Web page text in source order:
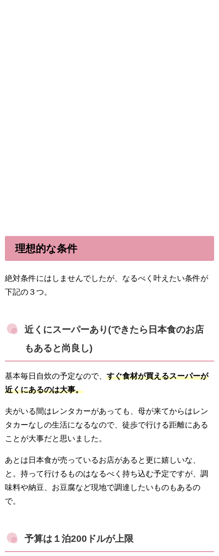
理想的な条件
絶対条件にはしませんでしたが、なるべく叶えたい条件が
下記の３つ。
近くにスーパーあり(できたら日本食のお店
もあると尚良し)
基本毎日自炊の予定なので、 すぐ食材が買えるスーパーが
近くにあるのは大事。
夫がいる間はレンタカーがあっても、母が来てからはレン
タカーなしの生活になるなので、徒歩で行ける距離にある
ことが大事だと思いました。
あとは日本食が売っているお店があると更に嬉しいな、
と。持って行けるものはなるべく持ち込む予定ですが、調
味料や納豆、お豆腐など現地で調達したいものもあるの
で。
予算は１泊200ドルが上限